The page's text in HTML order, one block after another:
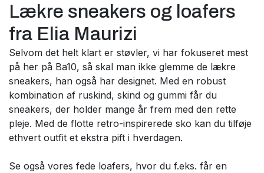
Lækre sneakers og loafers
fra Elia Maurizi
Selvom det helt klart er støvler, vi har fokuseret mest
på her på Ba10, så skal man ikke glemme de lækre
sneakers, han også har designet. Med en robust
kombination af ruskind, skind og gummi får du
sneakers, der holder mange år frem med den rette
pleje. Med de flotte retro-inspirerede sko kan du tilføje
ethvert outfit et ekstra pift i hverdagen.
Se også vores fede loafers, hvor du f.eks. får en